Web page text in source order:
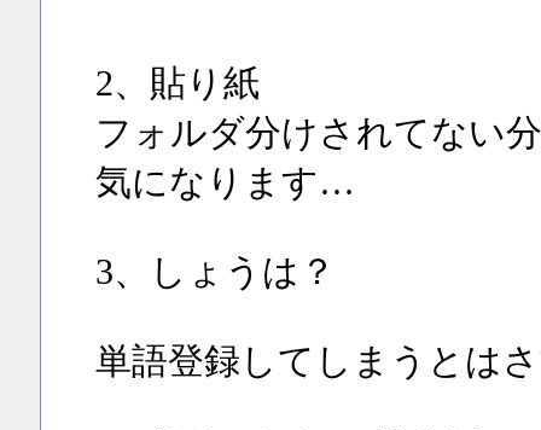
2、貼り紙
フォルダ分けされてない
気になります…
3、しょうは？
単語登録してしまうとは